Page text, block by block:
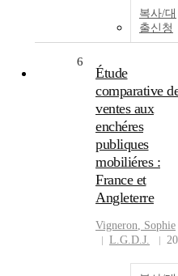
복사/대
출신청
6
Étude
comparative
ventes aux
enchéres
publiques
mobiliéres :
France et
Angleterre
Vigneron, Sophie
L.G.D.J.